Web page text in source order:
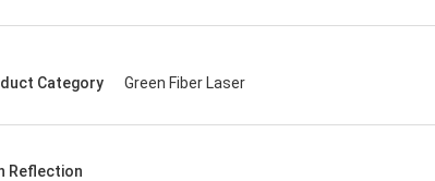
Category Green Fiber Laser
Reflection